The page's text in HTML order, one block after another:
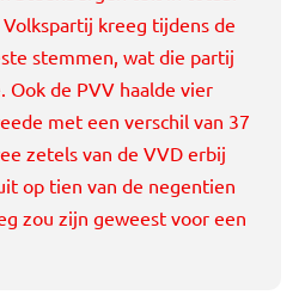
kreeg tijdens de
stemmen, wat die partij
Ook de PVV haalde vier
met een verschil van 37
zetels van de VVD erbij
op tien van de negentien
zou zijn geweest voor een